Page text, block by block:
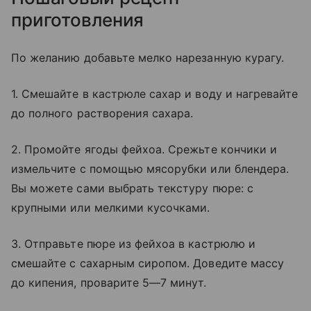
приготовления
По желанию добавьте мелко нарезанную курагу.
1. Смешайте в кастрюле сахар и воду и нагревайте
до полного растворения сахара.
2. Промойте ягоды фейхоа. Срежьте кончики и
измельчите с помощью мясорубки или блендера.
Вы можете сами выбрать текстуру пюре: с
крупными или мелкими кусочками.
3. Отправьте пюре из фейхоа в кастрюлю и
смешайте с сахарным сиропом. Доведите массу
до кипения, проварите 5—7 минут.